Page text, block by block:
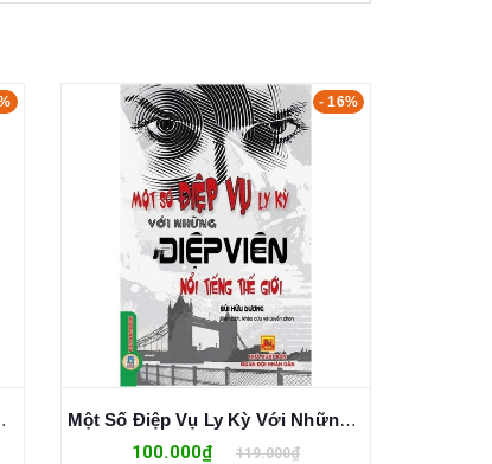
Cần Gia
- 16%
Một Số Điệp Vụ Ly Kỳ Với Những Điệp Viên Nổi Tiếng Thế Giới
100.000₫ 119.000₫